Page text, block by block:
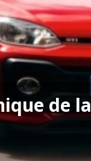
de la